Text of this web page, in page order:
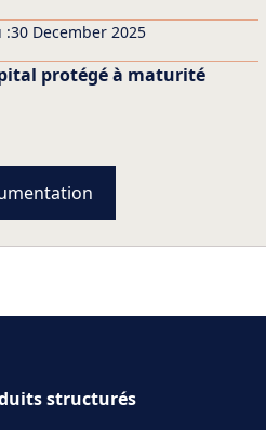
:30 December 2025
protégé à maturité
structurés